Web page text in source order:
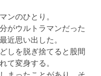
ンのひとり。
がウルトラマンだった
近思い出した。
しを脱ぎ捨てると股間
て変身する。